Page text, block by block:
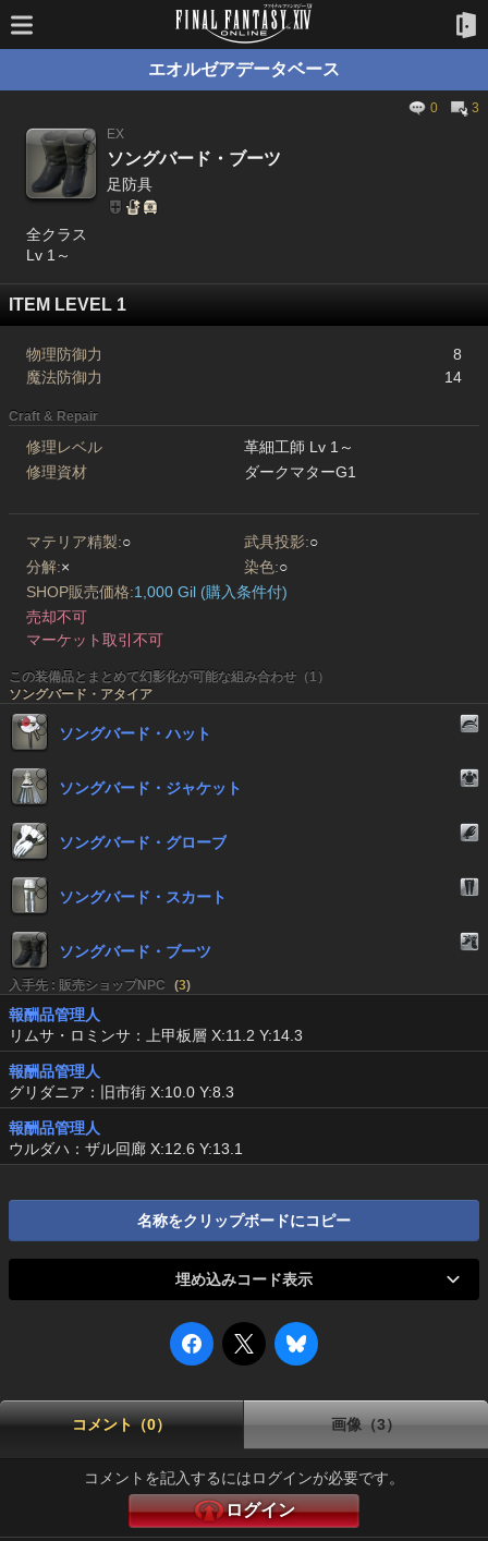
エオルゼアデータベース
0
3
EX
ソングバード・ブーツ
足防具
全クラス
Lv 1～
ITEM LEVEL 1
物理防御力
8
魔法防御力
14
Craft & Repair
修理レベル
革細工師 Lv 1～
修理資材
ダークマターG1
マテリア精製:○ 武具投影:○
分解:× 染色:○
SHOP販売価格:1,000 Gil (購入条件付)
売却不可
マーケット取引不可
この装備品とまとめて幻影化が可能な組み合わせ（1）
ソングバード・アタイア
ソングバード・ハット
ソングバード・ジャケット
ソングバード・グローブ
ソングバード・スカート
ソングバード・ブーツ
入手先 : 販売ショップNPC (3)
報酬品管理人
リムサ・ロミンサ：上甲板層 X:11.2 Y:14.3
報酬品管理人
グリダニア：旧市街 X:10.0 Y:8.3
報酬品管理人
ウルダハ：ザル回廊 X:12.6 Y:13.1
名称をクリップボードにコピー
埋め込みコード表示
コメント（0） 画像（3）
コメントを記入するにはログインが必要です。
ログイン